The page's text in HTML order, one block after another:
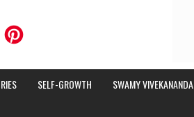
SELF-GROWTH SWAMY VIVEKANANDA